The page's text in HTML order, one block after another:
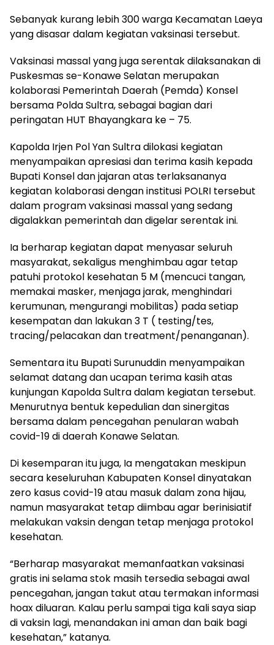
Sebanyak kurang lebih 300 warga Kecamatan Laeya
yang disasar dalam kegiatan vaksinasi tersebut.
Vaksinasi massal yang juga serentak dilaksanakan di
Puskesmas se-Konawe Selatan merupakan
kolaborasi Pemerintah Daerah (Pemda) Konsel
bersama Polda Sultra, sebagai bagian dari
peringatan HUT Bhayangkara ke – 75.
Kapolda Irjen Pol Yan Sultra dilokasi kegiatan
menyampaikan apresiasi dan terima kasih kepada
Bupati Konsel dan jajaran atas terlaksananya
kegiatan kolaborasi dengan institusi POLRI tersebut
dalam program vaksinasi massal yang sedang
digalakkan pemerintah dan digelar serentak ini.
Ia berharap kegiatan dapat menyasar seluruh
masyarakat, sekaligus menghimbau agar tetap
patuhi protokol kesehatan 5 M (mencuci tangan,
memakai masker, menjaga jarak, menghindari
kerumunan, mengurangi mobilitas) pada setiap
kesempatan dan lakukan 3 T ( testing/tes,
tracing/pelacakan dan treatment/penanganan).
Sementara itu Bupati Surunuddin menyampaikan
selamat datang dan ucapan terima kasih atas
kunjungan Kapolda Sultra dalam kegiatan tersebut.
Menurutnya bentuk kepedulian dan sinergitas
bersama dalam pencegahan penularan wabah
covid-19 di daerah Konawe Selatan.
Di kesemparan itu juga, Ia mengatakan meskipun
secara keseluruhan Kabupaten Konsel dinyatakan
zero kasus covid-19 atau masuk dalam zona hijau,
namun masyarakat tetap diimbau agar berinisiatif
melakukan vaksin dengan tetap menjaga protokol
kesehatan.
“Berharap masyarakat memanfaatkan vaksinasi
gratis ini selama stok masih tersedia sebagai awal
pencegahan, jangan takut atau termakan informasi
hoax diluaran. Kalau perlu sampai tiga kali saya siap
di vaksin lagi, menandakan ini aman dan baik bagi
kesehatan,” katanya.